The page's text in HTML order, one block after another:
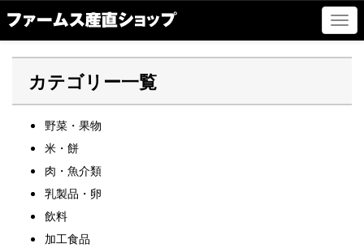
ナ
ビ
ゲ
ョ
カテゴリー一覧
野菜・果物
米・餅
肉・魚介類
乳製品・卵
飲料
加工食品